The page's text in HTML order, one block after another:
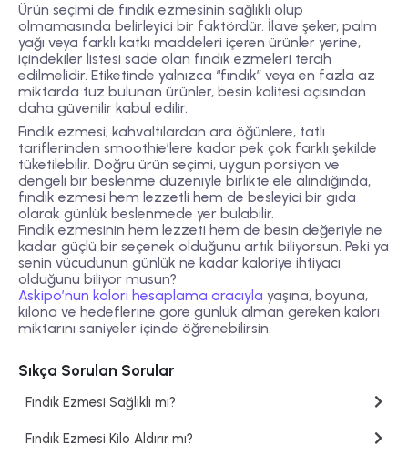
Ürün seçimi de fındık ezmesinin sağlıklı olup
olmamasında belirleyici bir faktördür. İlave şeker, palm
yağı veya farklı katkı maddeleri içeren ürünler yerine,
içindekiler listesi sade olan fındık ezmeleri tercih
edilmelidir. Etiketinde yalnızca “fındık” veya en fazla az
miktarda tuz bulunan ürünler, besin kalitesi açısından
daha güvenilir kabul edilir.
Fındık ezmesi; kahvaltılardan ara öğünlere, tatlı
tariflerinden smoothie’lere kadar pek çok farklı şekilde
tüketilebilir. Doğru ürün seçimi, uygun porsiyon ve
dengeli bir beslenme düzeniyle birlikte ele alındığında,
fındık ezmesi hem lezzetli hem de besleyici bir gıda
olarak günlük beslenmede yer bulabilir.
Fındık ezmesinin hem lezzeti hem de besin değeriyle ne
kadar güçlü bir seçenek olduğunu artık biliyorsun. Peki ya
senin vücudunun günlük ne kadar kaloriye ihtiyacı
olduğunu biliyor musun?
Askipo’nun kalori hesaplama aracıyla yaşına, boyuna,
kilona ve hedeflerine göre günlük alman gereken kalori
miktarını saniyeler içinde öğrenebilirsin.
Sıkça Sorulan Sorular
Fındık Ezmesi Sağlıklı mı?
Fındık Ezmesi Kilo Aldırır mı?